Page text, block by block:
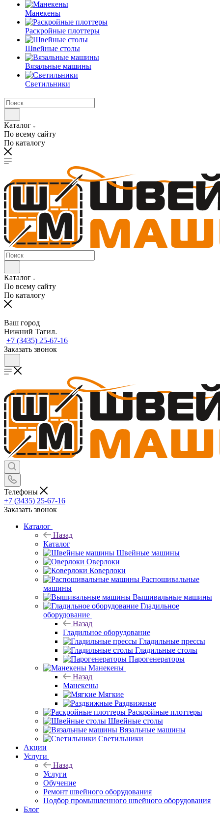
Манекены
Раскройные плоттеры
Швейные столы
Вязальные машины
Светильники
Каталог
По всему сайту
По каталогу
Каталог
По всему сайту
По каталогу
Ваш город
Нижний Тагил
+7 (3435) 25-67-16
Заказать звонок
Телефоны
+7 (3435) 25-67-16
Заказать звонок
Каталог
Назад
Каталог
Швейные машины
Оверлоки
Коверлоки
Распошивальные
машины
Вышивальные машины
Гладильное
оборудование
Назад
Гладильное оборудование
Гладильные прессы
Гладильные столы
Парогенераторы
Манекены
Назад
Манекены
Мягкие
Раздвижные
Раскройные плоттеры
Швейные столы
Вязальные машины
Светильники
Акции
Услуги
Назад
Услуги
Обучение
Ремонт швейного оборудования
Подбор промышленного швейного оборудования
Блог